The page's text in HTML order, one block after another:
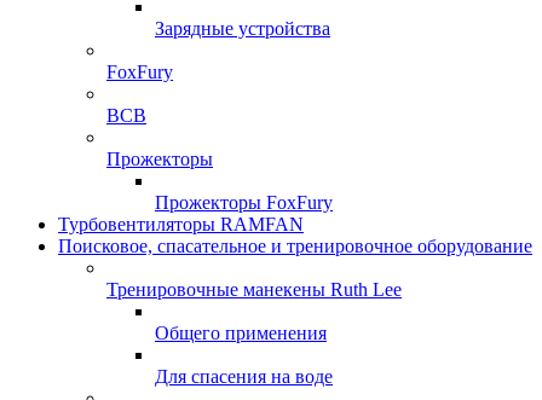
Зарядные устройства
FoxFury
ВСВ
Прожекторы
Прожекторы FoxFury
Турбовентиляторы RAMFAN
Поисковое, спасательное и тренировочное оборудование
Тренировочные манекены Ruth Lee
Общего применения
Для спасения на воде